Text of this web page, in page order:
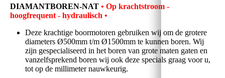
DIAMANTBOREN-NAT • Op krachtstroom -
hoogfrequent - hydraulisch •
Deze krachtige boormotoren gebruiken wij om de grotere
diameters Ø500mm t/m Ø1500mm te kunnen boren. Wij
zijn gespecialiseerd in het boren van grote maten gaten en
vanzelfsprekend boren wij ook deze specials graag voor u,
tot op de millimeter nauwkeurig.